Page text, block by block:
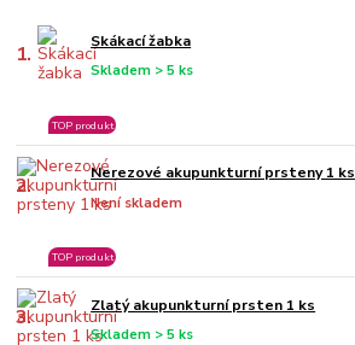
1. Skákací žabka
Skladem > 5 ks
TOP produkt
2. Nerezové akupunkturní prsteny 1 ks
Není skladem
TOP produkt
3. Zlatý akupunkturní prsten 1 ks
Skladem > 5 ks